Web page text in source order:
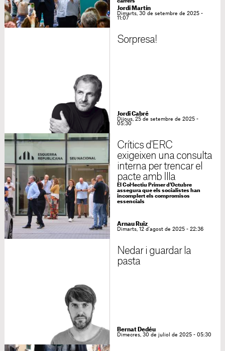
carrers
Jordi Martín
Dimarts, 30 de setembre de 2025 -
11:07
Sorpresa!
Jordi Cabré
Dijous, 25 de setembre de 2025 -
05:30
Crítics d'ERC
exigeixen una consulta
interna per trencar el
pacte amb Illa
El Col·lectiu Primer d’Octubre
assegura que els socialistes han
incomplert els compromisos
essencials
Arnau Ruiz
Dimarts, 12 d'agost de 2025 - 22:36
Nedar i guardar la
pasta
Bernat Dedéu
Dimecres, 30 de juliol de 2025 - 05:30